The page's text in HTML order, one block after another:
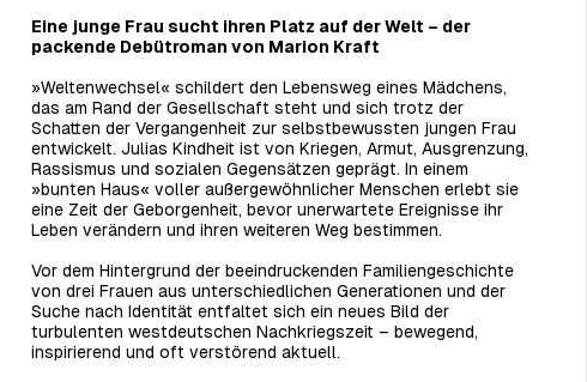
Eine junge Frau sucht ihren Platz auf der Welt – der
packende Debütroman von Marion Kraft
»Weltenwechsel« schildert den Lebensweg eines Mädchens,
das am Rand der Gesellschaft steht und sich trotz der
Schatten der Vergangenheit zur selbstbewussten jungen Frau
entwickelt. Julias Kindheit ist von Kriegen, Armut, Ausgrenzung,
Rassismus und sozialen Gegensätzen geprägt. In einem
»bunten Haus« voller außergewöhnlicher Menschen erlebt sie
eine Zeit der Geborgenheit, bevor unerwartete Ereignisse ihr
Leben verändern und ihren weiteren Weg bestimmen.
Vor dem Hintergrund der beeindruckenden Familiengeschichte
von drei Frauen aus unterschiedlichen Generationen und der
Suche nach Identität entfaltet sich ein neues Bild der
turbulenten westdeutschen Nachkriegszeit – bewegend,
inspirierend und oft verstörend aktuell.